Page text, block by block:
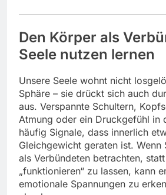
Den Körper als
Seele nutzen lernen
Unsere Seele wohnt nicht
Sphäre – sie drückt sich auch
aus. Verspannte Schultern,
Atmung oder ein Druckgefühl in
häufig Signale, dass innerlich
Gleichgewicht geraten ist. Wenn
als Verbündeten betrachten,
„funktionieren“ zu lassen, kann
emotionale Spannungen zu